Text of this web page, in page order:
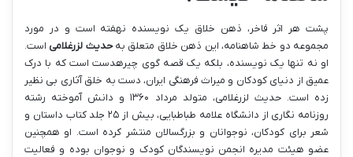
پشت هر اثر فاخر، ذهن خلاق یک نویسنده نهفته است و در مورد
مجموعه دو خط شاهنامه، این ذهن خلاق متعلق بهحدیث لزرغلامی است.
او نه تنها یک نویسنده، بلکه یک قصه‎ گوی چیره‎دست است که با درک
عمیق از دنیای کودکان و میراث فرهنگی ایران، دست به خلق آثاری بی نظیر
زده است. حدیث لزرغلامی، متولد مرداد ۱۳۶۰ و دانش آموخته رشته
روزنامه نگاری از دانشگاه علامه طباطبایی، بیش از ۲۵ جلد کتاب داستان و
شعر برای کودکان، نوجوانان و بزرگسالان منتشر کرده است. او همچنین
عضو هیئت مدیره انجمن نویسندگان کودک و نوجوان بوده و فعالیت